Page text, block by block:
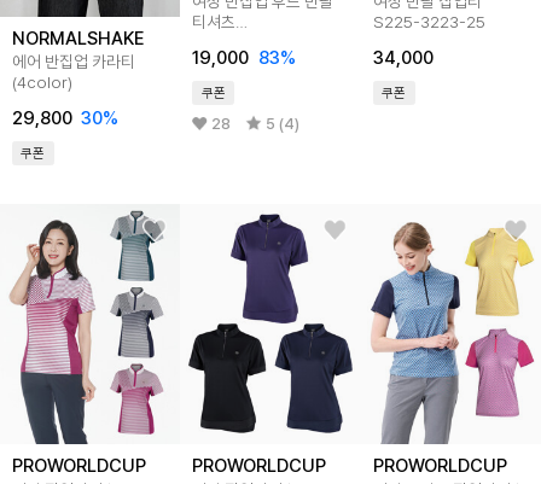
NORMALSHAKE
에어 반집업 카라티
(4color)
29,800 30%
쿠폰
티셔츠
19,000 83%
쿠폰
28 5 (4)
S225-3223-25
34,000
쿠폰
PROWORLDCUP PROWORLDCUP PROWORLDCUP